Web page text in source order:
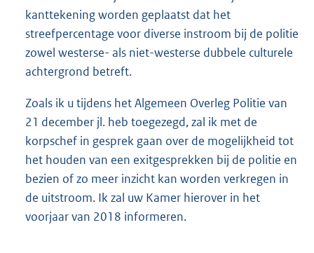
kanttekening worden geplaatst dat het
streefpercentage voor diverse instroom bij de politie
zowel westerse- als niet-westerse dubbele culturele
achtergrond betreft.
Zoals ik u tijdens het Algemeen Overleg Politie van
21 december jl. heb toegezegd, zal ik met de
korpschef in gesprek gaan over de mogelijkheid tot
het houden van een exitgesprekken bij de politie en
bezien of zo meer inzicht kan worden verkregen in
de uitstroom. Ik zal uw Kamer hierover in het
voorjaar van 2018 informeren.